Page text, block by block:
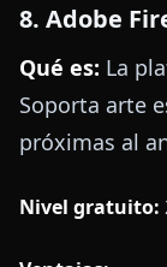
8. Adobe
Qué es: La
Soporta arte
próximas al
Nivel gratuito: